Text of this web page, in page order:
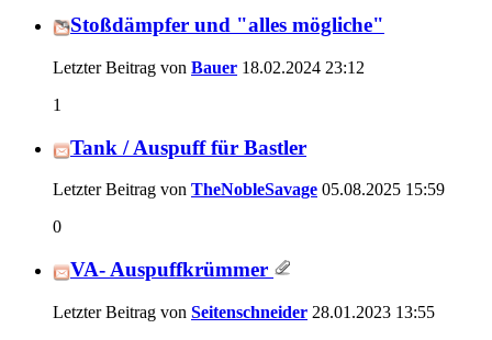
Stoßdämpfer und "alles mögliche"
Letzter Beitrag von Bauer 18.02.2024 23:12
1
Tank / Auspuff für Bastler
Letzter Beitrag von TheNobleSavage 05.08.2025 15:59
0
VA- Auspuffkrümmer
Letzter Beitrag von Seitenschneider 28.01.2023 13:55